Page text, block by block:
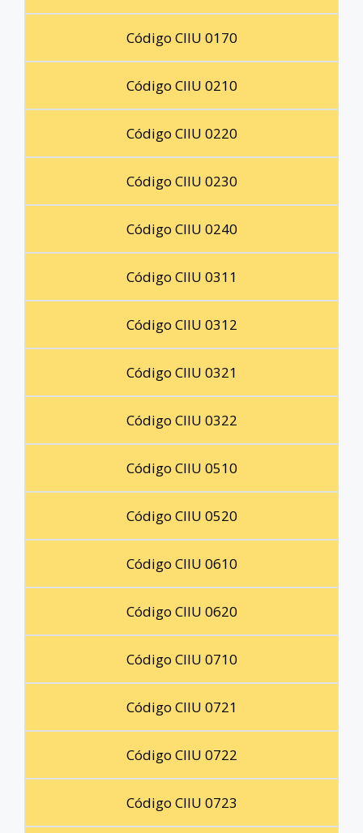
Código CIIU 0170
Código CIIU 0210
Código CIIU 0220
Código CIIU 0230
Código CIIU 0240
Código CIIU 0311
Código CIIU 0312
Código CIIU 0321
Código CIIU 0322
Código CIIU 0510
Código CIIU 0520
Código CIIU 0610
Código CIIU 0620
Código CIIU 0710
Código CIIU 0721
Código CIIU 0722
Código CIIU 0723